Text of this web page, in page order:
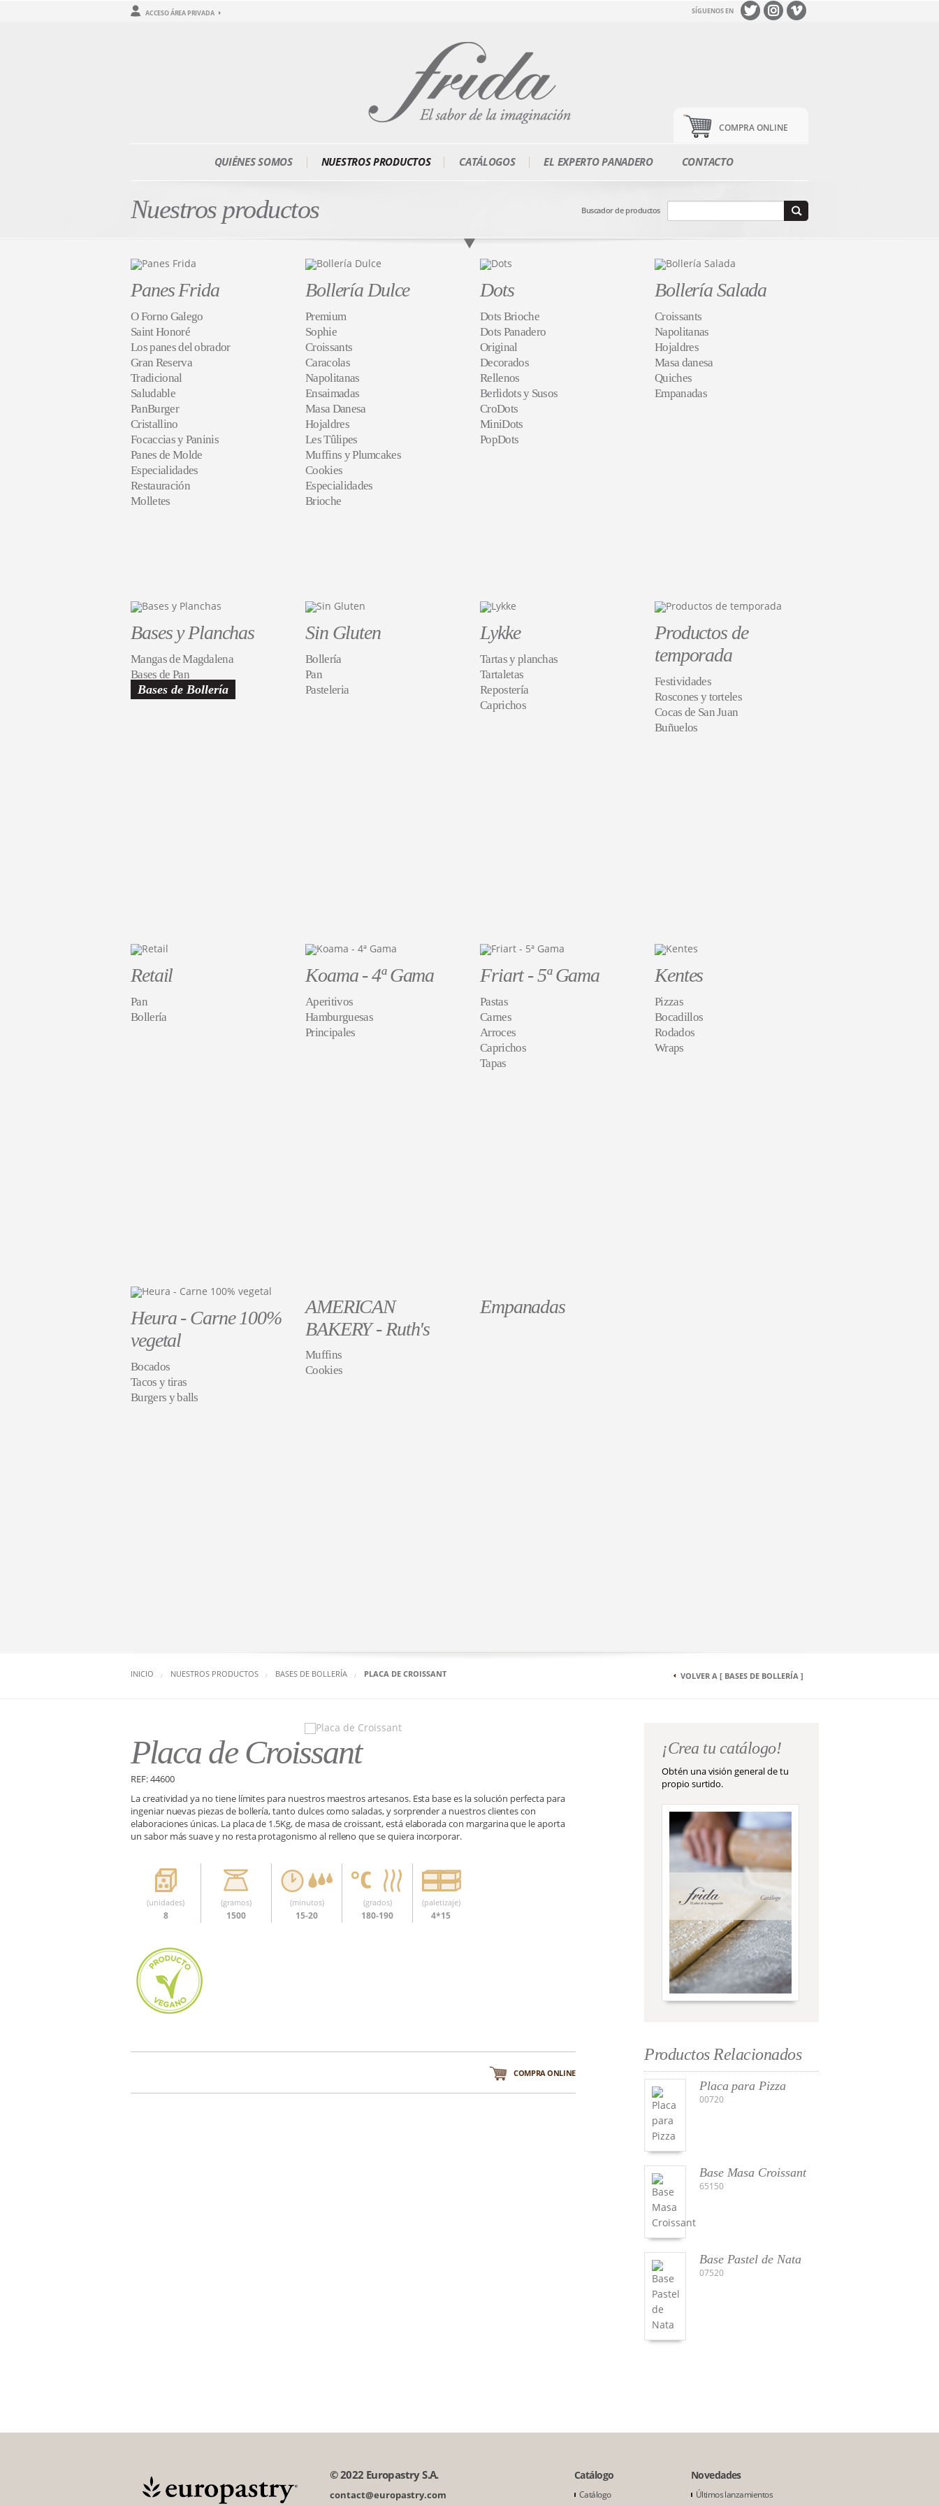
ACCESO ÁREA PRIVADA SÍGUENOS EN
COMPRA ONLINE
QUIÉNES SOMOS NUESTROS PRODUCTOS CATÁLOGOS EL EXPERTO PANADERO CONTACTO
Nuestros productos Buscador de productos
Panes Frida
O Forno Galego
Saint Honoré
Los panes del obrador
Gran Reserva
Tradicional
Saludable
PanBurger
Cristallino
Focaccias y Paninis
Panes de Molde
Especialidades
Restauración
Molletes
Bollería Dulce
Premium
Sophie
Croissants
Caracolas
Napolitanas
Ensaimadas
Masa Danesa
Hojaldres
Les Tûlipes
Muffins y Plumcakes
Cookies
Especialidades
Brioche
Dots
Dots Brioche
Dots Panadero
Original
Decorados
Rellenos
Berlidots y Susos
CroDots
MiniDots
PopDots
Bollería Salada
Croissants
Napolitanas
Hojaldres
Masa danesa
Quiches
Empanadas
Bases y Planchas
Mangas de Magdalena
Bases de Pan
Bases de Bollería
Sin Gluten
Bollería
Pan
Pasteleria
Lykke
Tartas y planchas
Tartaletas
Repostería
Caprichos
Productos de
temporada
Festividades
Roscones y torteles
Cocas de San Juan
Buñuelos
Retail
Pan
Bollería
Koama - 4ª Gama
Aperitivos
Hamburguesas
Principales
Friart - 5ª Gama
Pastas
Carnes
Arroces
Caprichos
Tapas
Kentes
Pizzas
Bocadillos
Rodados
Wraps
Heura - Carne 100%
vegetal
Bocados
Tacos y tiras
Burgers y balls
AMERICAN
BAKERY - Ruth's
Muffins
Cookies
Empanadas
INICIO NUESTROS PRODUCTOS BASES DE BOLLERÍA PLACA DE CROISSANT VOLVER A [ BASES DE BOLLERÍA ]
Placa de Croissant
REF: 44600
La creatividad ya no tiene límites para nuestros maestros artesanos. Esta base es la solución perfecta para
ingeniar nuevas piezas de bollería, tanto dulces como saladas, y sorprender a nuestros clientes con
elaboraciones únicas. La placa de 1.5Kg, de masa de croissant, está elaborada con margarina que le aporta
un sabor más suave y no resta protagonismo al relleno que se quiera incorporar.
(unidades)
8
(gramos)
1500
(minutos)
15-20
(grados)
180-190
(paletizaje)
4*15
COMPRA ONLINE
¡Crea tu catálogo!
Obtén una visión general de tu
propio surtido.
Productos Relacionados
Placa para Pizza
00720
Base Masa Croissant
65150
Base Pastel de Nata
07520
© 2022 Europastry S.A.
contact@europastry.com
Catálogo
Catálogo
Novedades
Últimos lanzamientos